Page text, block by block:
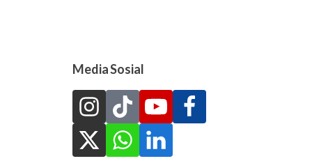
Media Sosial